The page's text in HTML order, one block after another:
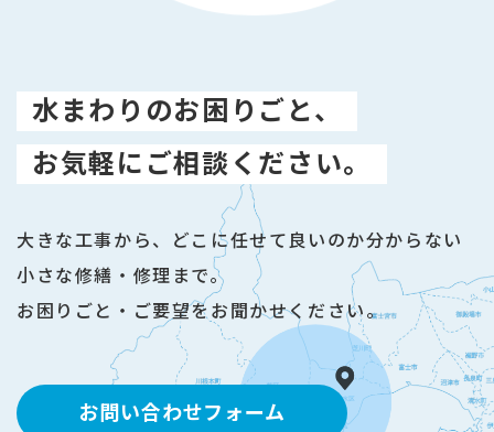
水まわりのお困りごと、
お気軽にご相談ください。
大きな工事から、どこに任せて良いのか分からない
小さな修繕・修理まで。
お困りごと・ご要望をお聞かせください。
お問い合わせフォーム